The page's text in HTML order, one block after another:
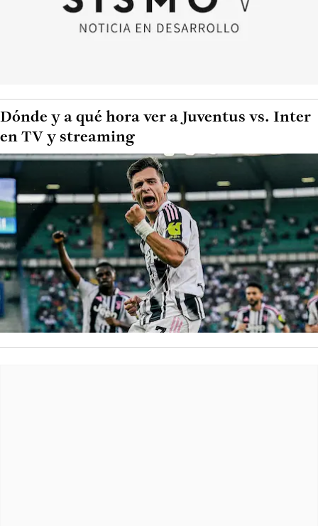
Dónde y a qué hora ver a Juventus vs. Inter
en TV y streaming